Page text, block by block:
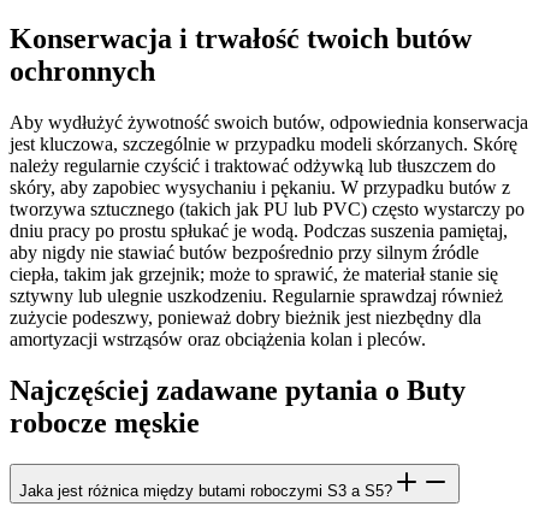
Konserwacja i trwałość twoich butów
ochronnych
Aby wydłużyć żywotność swoich butów, odpowiednia konserwacja
jest kluczowa, szczególnie w przypadku modeli skórzanych. Skórę
należy regularnie czyścić i traktować odżywką lub tłuszczem do
skóry, aby zapobiec wysychaniu i pękaniu. W przypadku butów z
tworzywa sztucznego (takich jak PU lub PVC) często wystarczy po
dniu pracy po prostu spłukać je wodą. Podczas suszenia pamiętaj,
aby nigdy nie stawiać butów bezpośrednio przy silnym źródle
ciepła, takim jak grzejnik; może to sprawić, że materiał stanie się
sztywny lub ulegnie uszkodzeniu. Regularnie sprawdzaj również
zużycie podeszwy, ponieważ dobry bieżnik jest niezbędny dla
amortyzacji wstrząsów oraz obciążenia kolan i pleców.
Najczęściej zadawane pytania o Buty
robocze męskie
Jaka jest różnica między butami roboczymi S3 a S5?